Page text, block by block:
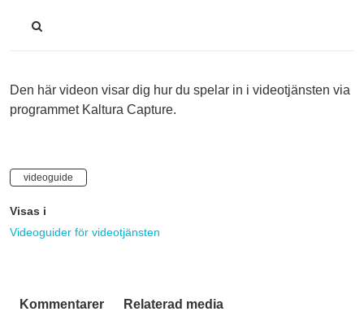
Den här videon visar dig hur du spelar in i videotjänsten via
programmet Kaltura Capture.
videoguide
Visas i
Videoguider för videotjänsten
Kommentarer Relaterad media